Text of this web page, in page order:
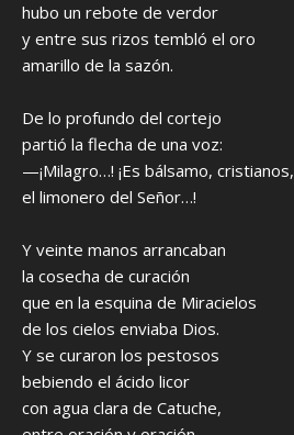
hubo un rebote de verdor
y entre sus rizos tembló el oro
amarillo de la sazón.
De lo profundo del cortejo
partió la flecha de una voz:
—¡Milagro…! ¡Es bálsamo, cristianos,
el limonero del Señor…!
Y veinte manos arrancaban
la cosecha de curación
que en la esquina de Miracielos
de los cielos enviaba Dios.
Y se curaron los pestosos
bebiendo el ácido licor
con agua clara de Catuche,